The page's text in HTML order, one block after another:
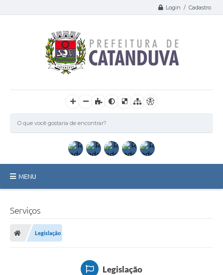
Login / Cadastro
MENU
Licitações / PCA
Serviços
Legislação
Legislação